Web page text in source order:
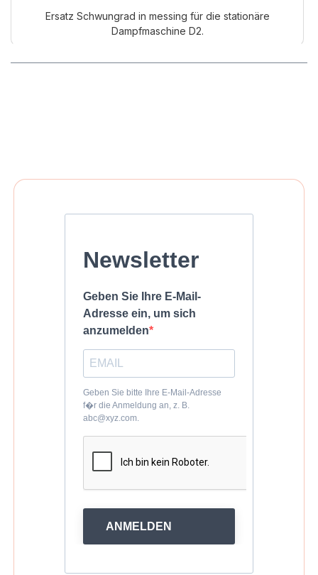
Ersatz Schwungrad in messing für die stationäre
Dampfmaschine D2.
Newsletter
Geben Sie Ihre E-Mail-
Adresse ein, um sich
anzumelden
Geben Sie bitte Ihre E-Mail-Adresse
f�r die Anmeldung an, z. B.
abc@xyz.com.
ANMELDEN